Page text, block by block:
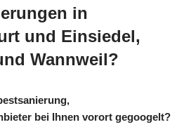
in
und Einsiedel,
Wannweil?
bei Ihnen vorort gegoogelt?